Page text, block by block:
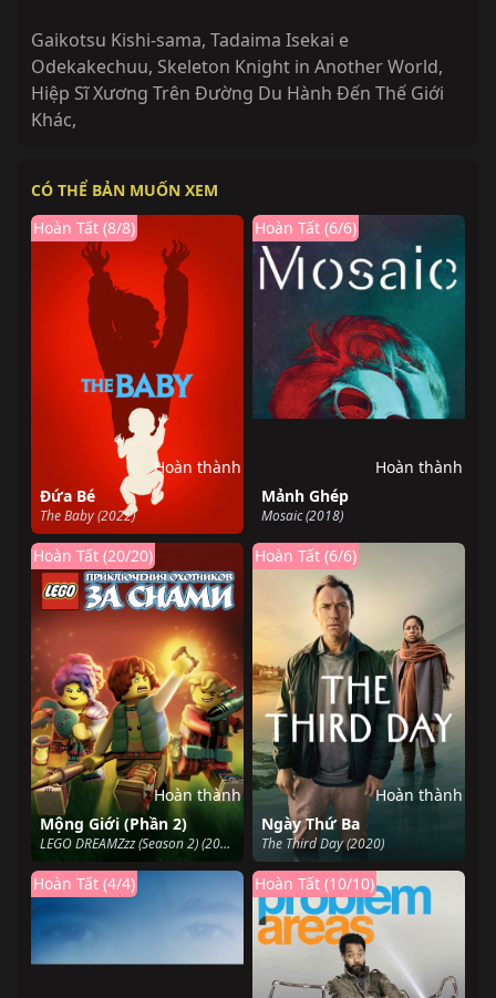
Gaikotsu Kishi-sama, Tadaima Isekai e
Odekakechuu, Skeleton Knight in Another World,
Hiệp Sĩ Xương Trên Đường Du Hành Đến Thế Giới
Khác,
CÓ THỂ BẢN MUỐN XEM
Đứa Bé
The Baby (2022)
Hoàn Tất (8/8)
Hoàn thành
Mảnh Ghép
Mosaic (2018)
Hoàn Tất (6/6)
Hoàn thành
Mộng Giới (Phần 2)
LEGO DREAMZzz (Season 2) (2024)
Hoàn Tất (20/20)
Hoàn thành
Ngày Thứ Ba
The Third Day (2020)
Hoàn Tất (6/6)
Hoàn thành
Hoàn Tất (4/4) Hoàn Tất (10/10)